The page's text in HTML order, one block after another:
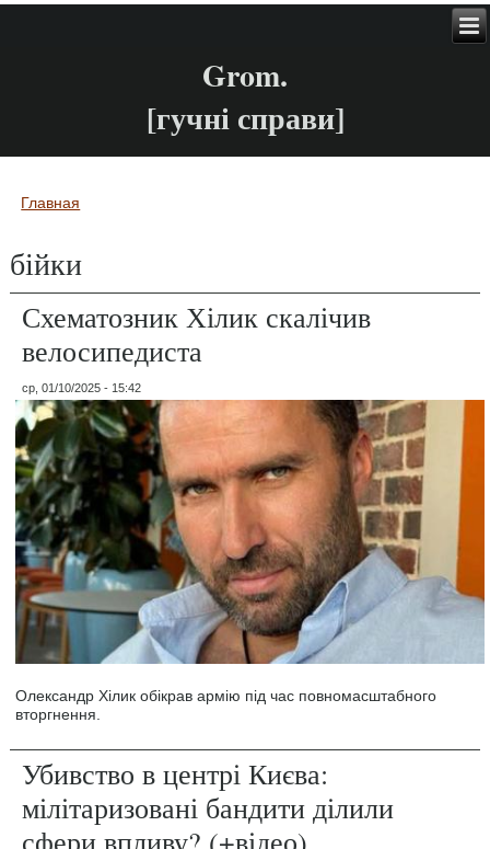
Grom.
[гучні справи]
Вы здесь
Главная
бійки
Схематозник Хілик скалічив
велосипедиста
ср, 01/10/2025 - 15:42
Олександр Хілик обікрав армію під час повномасштабного
вторгнення.
Убивство в центрі Києва:
мілітаризовані бандити ділили
сфери впливу? (+відео)